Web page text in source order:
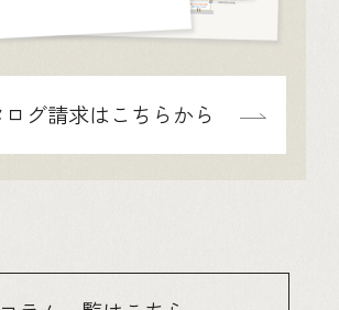
ログ請求はこちらから